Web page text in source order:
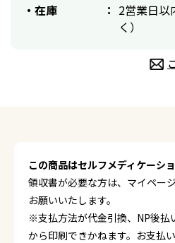
在庫
2営業日以
く）
この商品はセルフメディケーシ
領収書が必要な方は、マイペー
お願いいたします。
※支払方法が代金引換、NP後払
から印刷できかねます。お支払